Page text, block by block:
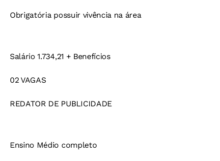
Obrigatória possuir vivência na área
Salário 1.734,21 + Benefícios
02 VAGAS
REDATOR DE PUBLICIDADE
Ensino Médio completo